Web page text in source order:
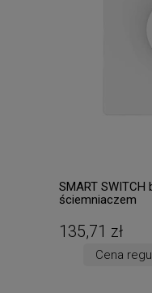
SMART SWITCH
ściemniaczem
135,71 zł
Cena